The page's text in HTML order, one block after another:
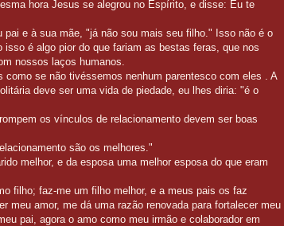
hora Jesus se alegrou no Espírito, e disse: Eu te
pai e à sua mãe, "já não sou mais seu filho." Isso não é o
é algo pior do que fariam as bestas feras, que nos
nossos laços humanos.
como se não tivéssemos nenhum parentesco com eles . A
deve ser uma vida de piedade, eu lhes diria: "é o
os vínculos de relacionamento devem ser boas
são os melhores."
melhor, e da esposa uma melhor esposa do que eram
filho; faz-me um filho melhor, e a meus pais os faz
meu amor, me dá uma razão renovada para fortalecer meu
pai, agora o amo como meu irmão e colaborador em